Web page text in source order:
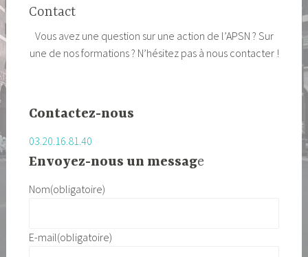
Contact
Vous avez une question sur une action de l’APSN ? Sur
une de nos formations ? N’hésitez pas à nous contacter !
Contactez-nous
03.20.16.81.40
Envoyez-nous un message
Nom(obligatoire)
E-mail(obligatoire)